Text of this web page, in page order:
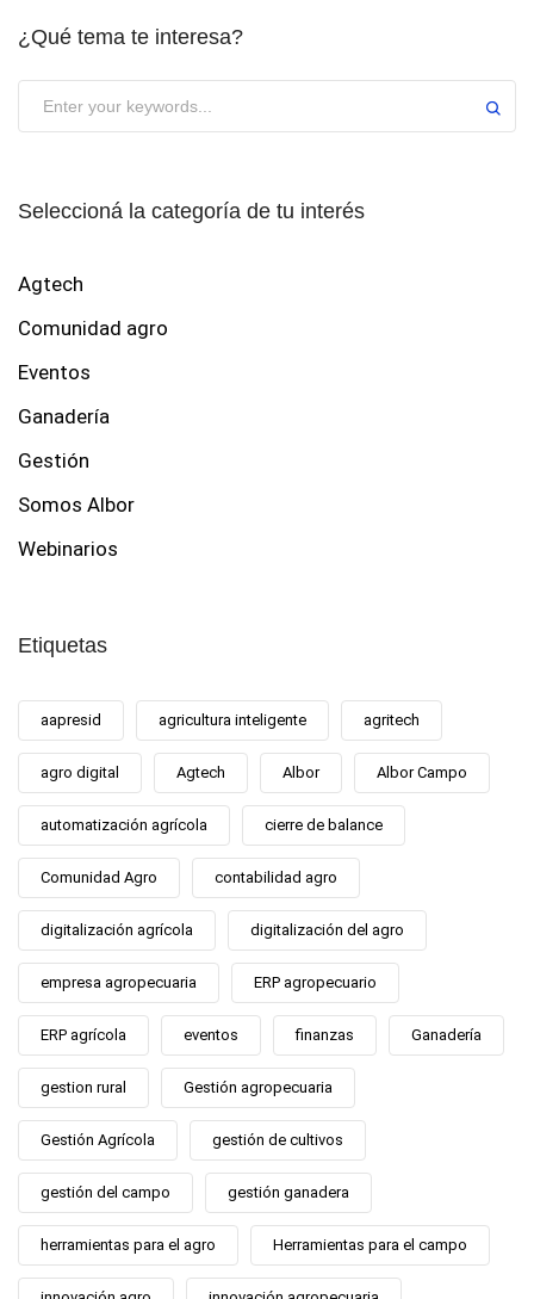
¿Qué tema te interesa?
Seleccioná la categoría de tu interés
Agtech
Comunidad agro
Eventos
Ganadería
Gestión
Somos Albor
Webinarios
Etiquetas
aapresid agricultura inteligente agritech
agro digital Agtech Albor Albor Campo
automatización agrícola cierre de balance
Comunidad Agro contabilidad agro
digitalización agrícola digitalización del agro
empresa agropecuaria ERP agropecuario
ERP agrícola eventos finanzas Ganadería
gestion rural Gestión agropecuaria
Gestión Agrícola gestión de cultivos
gestión del campo gestión ganadera
herramientas para el agro Herramientas para el campo